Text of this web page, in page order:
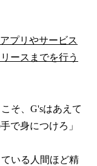
プリやサービス
ースまでを行う
そ、G'sはあえて
で身につけろ」
いる人間ほど精